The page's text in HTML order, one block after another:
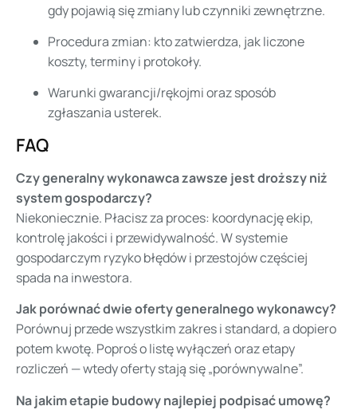
gdy pojawią się zmiany lub czynniki zewnętrzne.
Procedura zmian: kto zatwierdza, jak liczone
koszty, terminy i protokoły.
Warunki gwarancji/rękojmi oraz sposób
zgłaszania usterek.
FAQ
Czy generalny wykonawca zawsze jest droższy niż
system gospodarczy?
Niekoniecznie. Płacisz za proces: koordynację ekip,
kontrolę jakości i przewidywalność. W systemie
gospodarczym ryzyko błędów i przestojów częściej
spada na inwestora.
Jak porównać dwie oferty generalnego wykonawcy?
Porównuj przede wszystkim zakres i standard, a dopiero
potem kwotę. Poproś o listę wyłączeń oraz etapy
rozliczeń — wtedy oferty stają się „porównywalne”.
Na jakim etapie budowy najlepiej podpisać umowę?